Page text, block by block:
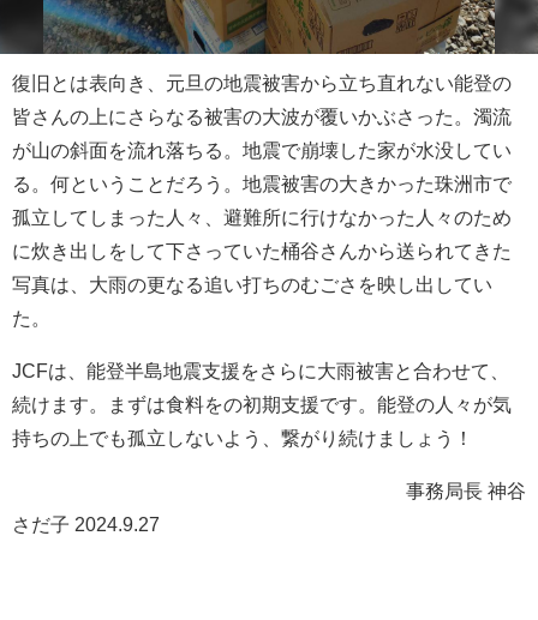
復旧とは表向き、元旦の地震被害から立ち直れない能登の
皆さんの上にさらなる被害の大波が覆いかぶさった。濁流
が山の斜面を流れ落ちる。地震で崩壊した家が水没してい
る。何ということだろう。地震被害の大きかった珠洲市で
孤立してしまった人々、避難所に行けなかった人々のため
に炊き出しをして下さっていた桶谷さんから送られてきた
写真は、大雨の更なる追い打ちのむごさを映し出してい
た。
JCFは、能登半島地震支援をさらに大雨被害と合わせて、
続けます。まずは食料をの初期支援です。能登の人々が気
持ちの上でも孤立しないよう、繋がり続けましょう！
事務局長 神谷
さだ子 2024.9.27